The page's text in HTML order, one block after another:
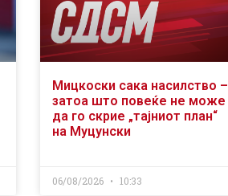
Мицкоски сака насилство –
затоа што повеќе не може
да го скрие „тајниот план“
на Муцунски
06/08/2026 10:33